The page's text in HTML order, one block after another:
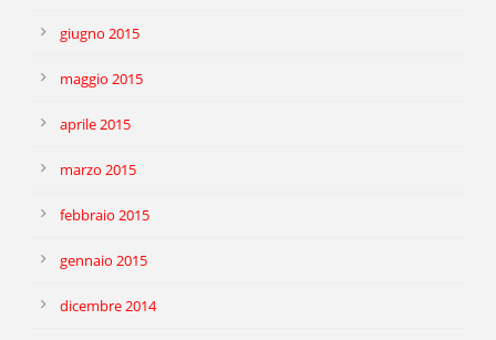
giugno 2015
maggio 2015
aprile 2015
marzo 2015
febbraio 2015
gennaio 2015
dicembre 2014